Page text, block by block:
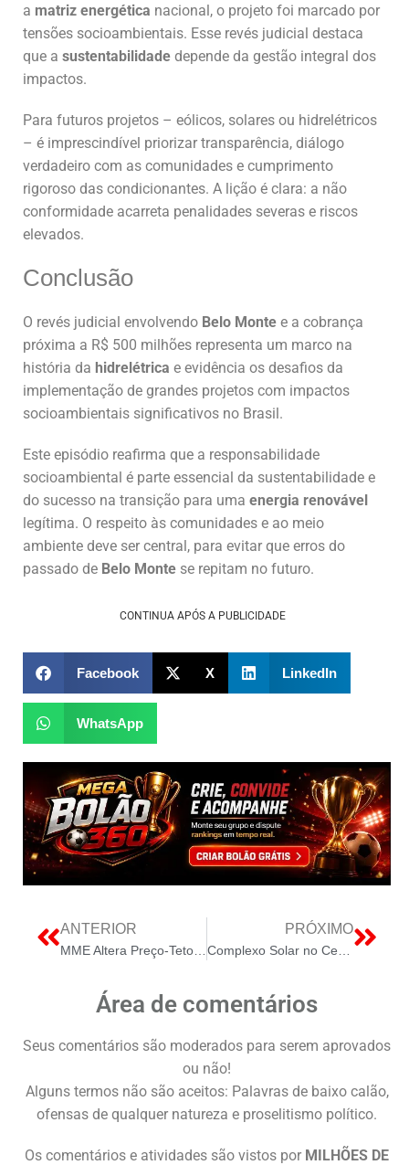
a matriz energética nacional, o projeto foi marcado por
tensões socioambientais. Esse revés judicial destaca
que a sustentabilidade depende da gestão integral dos
impactos.
Para futuros projetos – eólicos, solares ou hidrelétricos
– é imprescindível priorizar transparência, diálogo
verdadeiro com as comunidades e cumprimento
rigoroso das condicionantes. A lição é clara: a não
conformidade acarreta penalidades severas e riscos
elevados.
Conclusão
O revés judicial envolvendo Belo Monte e a cobrança
próxima a R$ 500 milhões representa um marco na
história da hidrelétrica e evidência os desafios da
implementação de grandes projetos com impactos
socioambientais significativos no Brasil.
Este episódio reafirma que a responsabilidade
socioambiental é parte essencial da sustentabilidade e
do sucesso na transição para uma energia renovável
legítima. O respeito às comunidades e ao meio
ambiente deve ser central, para evitar que erros do
passado de Belo Monte se repitam no futuro.
CONTINUA APÓS A PUBLICIDADE
Facebook X LinkedIn
WhatsApp
ANTERIOR PRÓXIMO
Área de comentários
Seus comentários são moderados para serem aprovados
ou não!
Alguns termos não são aceitos: Palavras de baixo calão,
ofensas de qualquer natureza e proselitismo político.
Os comentários e atividades são vistos por MILHÕES DE